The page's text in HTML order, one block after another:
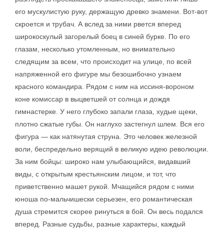
его мускулистую руку, держащую древко знамени. Вот-вот
скроется и трубач. А вслед за ними рвется вперед
широкоскулый загорелый боец в синей бурке. По его
глазам, несколько утомленным, но внимательно
следящим за всем, что происходит на улице, по всей
напряженной его фигуре мы безошибочно узнаем
красного командира. Рядом с ним на иссиня-вороном
коне комиссар в выцветшей от солнца и дождя
гимнастерке. У него глубоко запали глаза, худые щеки,
плотно сжатые губы. Он наглухо застегнул шлем. Вся его
фигура — как натянутая струна. Это человек железной
воли, беспредельно верящий в великую идею революции.
За ним бойцы: широко нам улыбающийся, видавший
виды, с открытым крестьянским лицом, и тот, что
приветственно машет рукой. Мчащийся рядом с ними
юноша по-мальчишески серьезен, его романтическая
душа стремится скорее ринуться в бой. Он весь подался
вперед. Разные судьбы, разные характеры, каждый